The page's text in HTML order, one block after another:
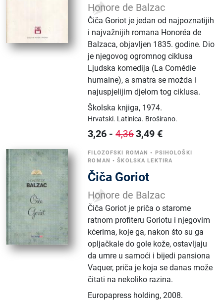
Honore de Balzac
Čiča Goriot je jedan od najpoznatijih
i najvažnijih romana Honoréa de
Balzaca, objavljen 1835. godine. Dio
je njegovog ogromnog ciklusa
Ljudska komedija (La Comédie
humaine), a smatra se možda i
najuspjelijim djelom tog ciklusa.
Školska knjiga, 1974.
Hrvatski. Latinica. Broširano.
3,26 -4,363,49 €
FILOZOFSKI ROMAN • PSIHOLOŠKI
ROMAN •ŠKOLSKA LEKTIRA
Čiča Goriot
Honore de Balzac
Čiča Goriot je priča o starome
ratnom profiteru Goriotu i njegovim
kćerima, koje ga, nakon što su ga
opljačkale do gole kože, ostavljaju
da umre u samoći i bijedi pansiona
Vaquer, priča je koja se danas može
čitati na nekoliko razina.
Europapress holding,2008.